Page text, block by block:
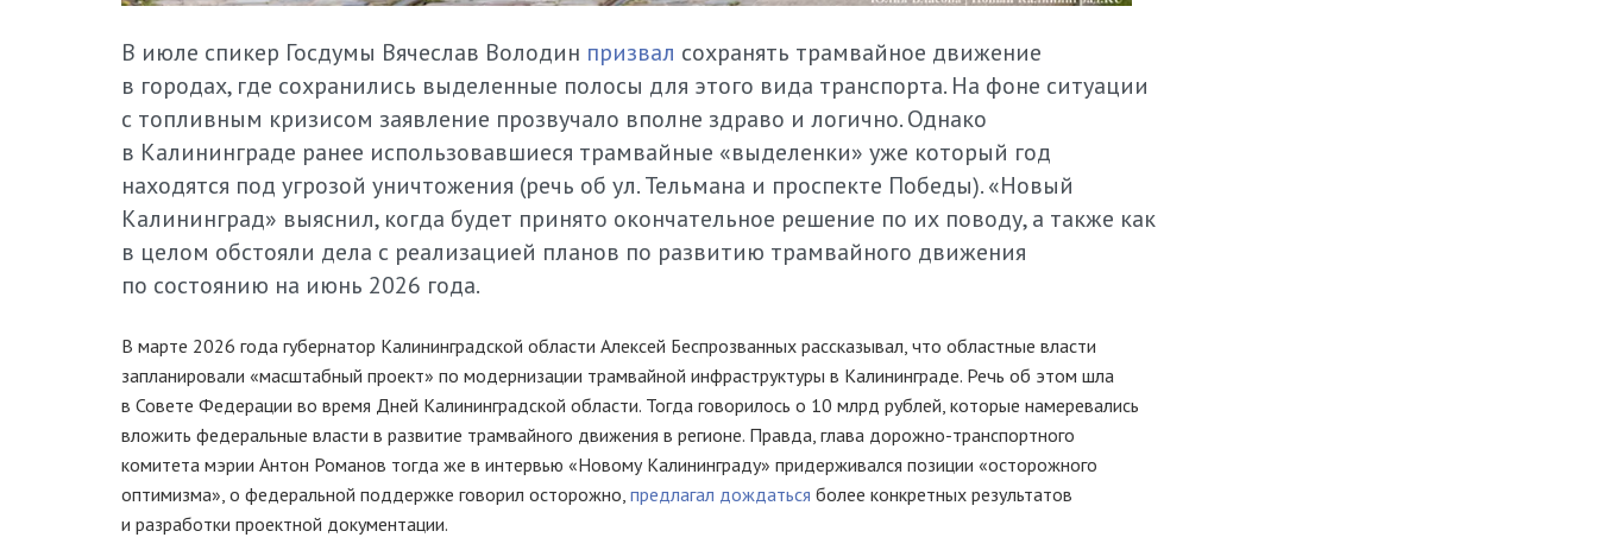
В июле спикер Госдумы Вячеслав Володин призвал сохранять трамвайное движение
в городах, где сохранились выделенные полосы для этого вида транспорта. На фоне ситуации
с топливным кризисом заявление прозвучало вполне здраво и логично. Однако
в Калининграде ранее использовавшиеся трамвайные «выделенки» уже который год
находятся под угрозой уничтожения (речь об ул. Тельмана и проспекте Победы). «Новый
Калининград» выяснил, когда будет принято окончательное решение по их поводу, а также как
в целом обстояли дела с реализацией планов по развитию трамвайного движения
по состоянию на июнь 2026 года.
В марте 2026 года губернатор Калининградской области Алексей Беспрозванных рассказывал, что областные власти
запланировали «масштабный проект» по модернизации трамвайной инфраструктуры в Калининграде. Речь об этом шла
в Совете Федерации во время Дней Калининградской области. Тогда говорилось о 10 млрд рублей, которые намеревались
вложить федеральные власти в развитие трамвайного движения в регионе. Правда, глава дорожно-транспортного
комитета мэрии Антон Романов тогда же в интервью «Новому Калининграду» придерживался позиции «осторожного
оптимизма», о федеральной поддержке говорил осторожно, предлагал дождаться более конкретных результатов
и разработки проектной документации.